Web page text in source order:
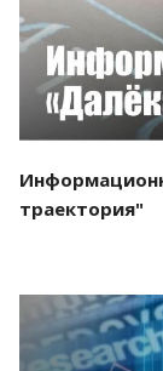
траектория"